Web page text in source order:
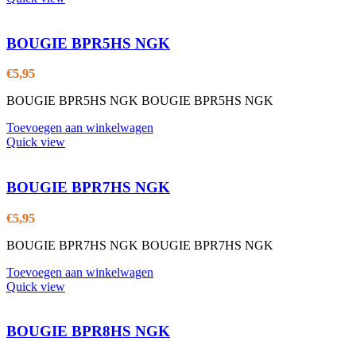
BOUGIE BPR5HS NGK
€5,95
BOUGIE BPR5HS NGK BOUGIE BPR5HS NGK
Toevoegen aan winkelwagen
Quick view
BOUGIE BPR7HS NGK
€5,95
BOUGIE BPR7HS NGK BOUGIE BPR7HS NGK
Toevoegen aan winkelwagen
Quick view
BOUGIE BPR8HS NGK